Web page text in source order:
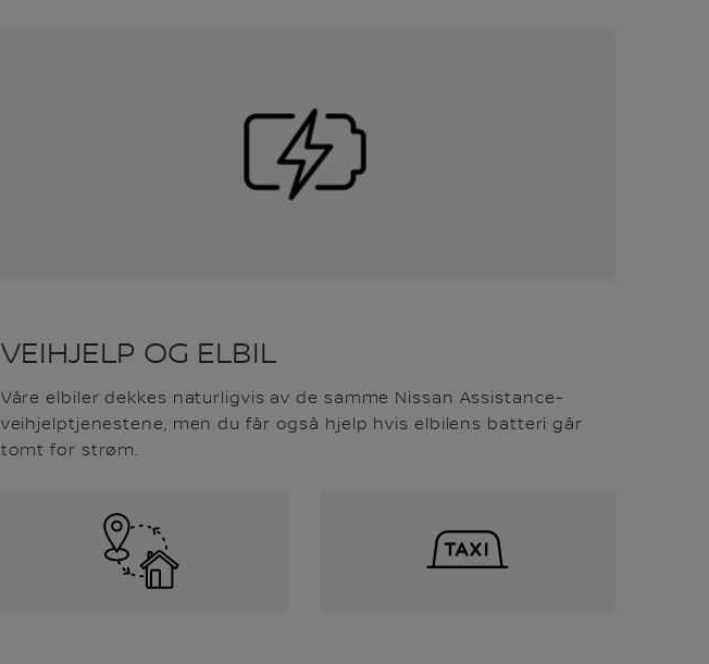
VEIHJELP OG ELBIL
Våre elbiler dekkes naturligvis av de samme Nissan Assistance-
veihjelptjenestene, men du får også hjelp hvis elbilens batteri går
tomt for strøm.